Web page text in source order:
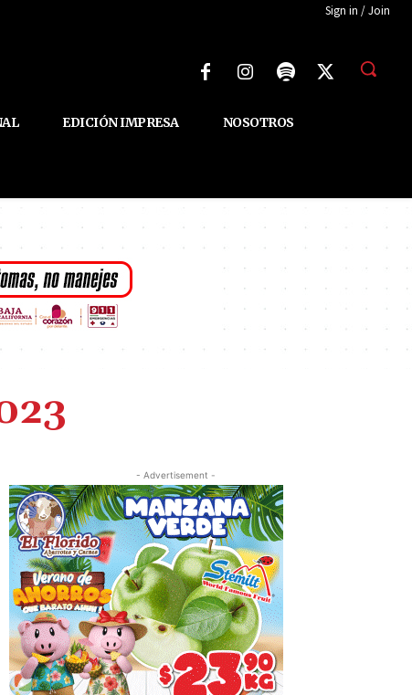
Sign in / Join
EDICIÓN IMPRESA NOSOTROS
- Advertisement -